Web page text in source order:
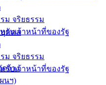
ม จริยธรรม
รับเจ้าหน้าที่ของรัฐ
จ้าง
นฯ)
บุคคล
ม จริยธรรม
รับเจ้าหน้าที่ของรัฐ